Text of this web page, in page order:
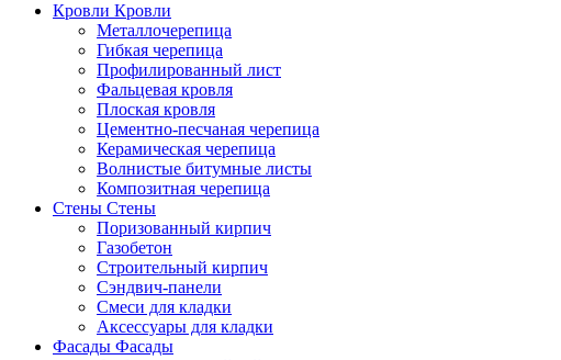
Кровли Кровли
Металлочерепица
Гибкая черепица
Профилированный лист
Фальцевая кровля
Плоская кровля
Цементно-песчаная черепица
Керамическая черепица
Волнистые битумные листы
Композитная черепица
Стены Стены
Поризованный кирпич
Газобетон
Строительный кирпич
Сэндвич-панели
Смеси для кладки
Аксессуары для кладки
Фасады Фасады